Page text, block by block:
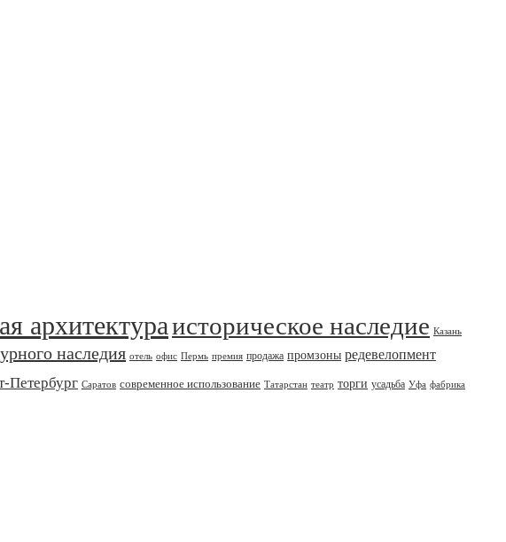
архитектураисторическое наследие Казань
наследия отель офис Пермь премия продажа промзоны редевелопмент
Петербург Саратов современное использование Татарстан театр торги усадьба Уфа фабрика